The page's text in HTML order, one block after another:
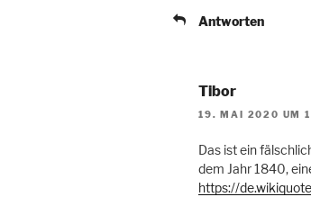
Antworten
Tibor
19. MAI 2020 UM
Das ist ein
dem Jahr 1840,
https://